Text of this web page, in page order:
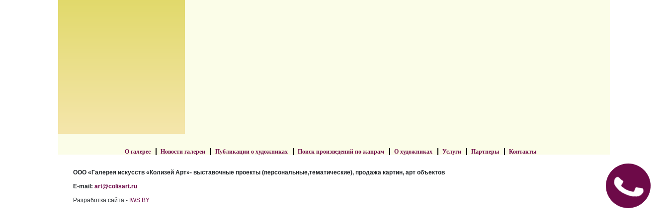
О галерее Новости галереи Публикации о художниках Поиск произведений по жанрам О художниках Услуги Партнеры Контакты
ООО «Галерея искусств «Колизей Арт»- выставочные проекты (персональные,тематические), продажа картин, арт объектов
E-mail: art@colisart.ru
Разработка сайта - IWS.BY